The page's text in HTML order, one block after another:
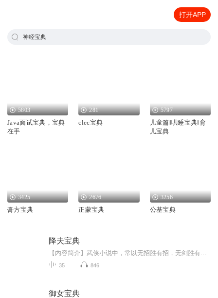
打开APP
神经宝典
5803
Java面试宝典，宝典
在手
281
clec宝典
5797
儿童篇‖哄睡宝典‖育
儿宝典
3425
膏方宝典
2676
正蒙宝典
3256
公基宝典
降夫宝典
35 846
御女宝典